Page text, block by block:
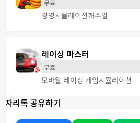
무료
경영시뮬레이션캐주얼
레이싱 마스터
무료
모바일 레이싱 게임시뮬레이션
자리톡 공유하기